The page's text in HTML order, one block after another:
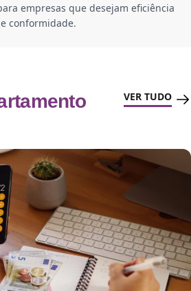
empresas que desejam eficiência
e conformidade.
VER TUDO